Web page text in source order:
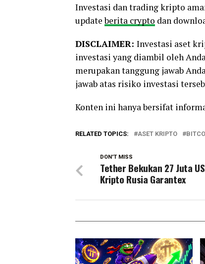
Investasi dan trading kripto
updateberita crypto dan
DISCLAIMER: Investasi aset
investasi yang diambil oleh
merupakan tanggung jawab
jawab atas risiko investasi
Konten ini hanya bersifat
RELATED TOPICS: ASET KRIPTO
DON'T MISS
Tether Bekukan 27 Juta
Kripto Rusia Garantex